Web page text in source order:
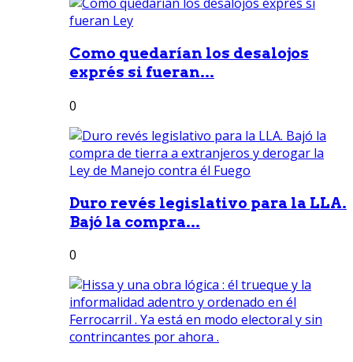
Como quedarían los desalojos
exprés si fueran...
0
Duro revés legislativo para la LLA.
Bajó la compra...
0